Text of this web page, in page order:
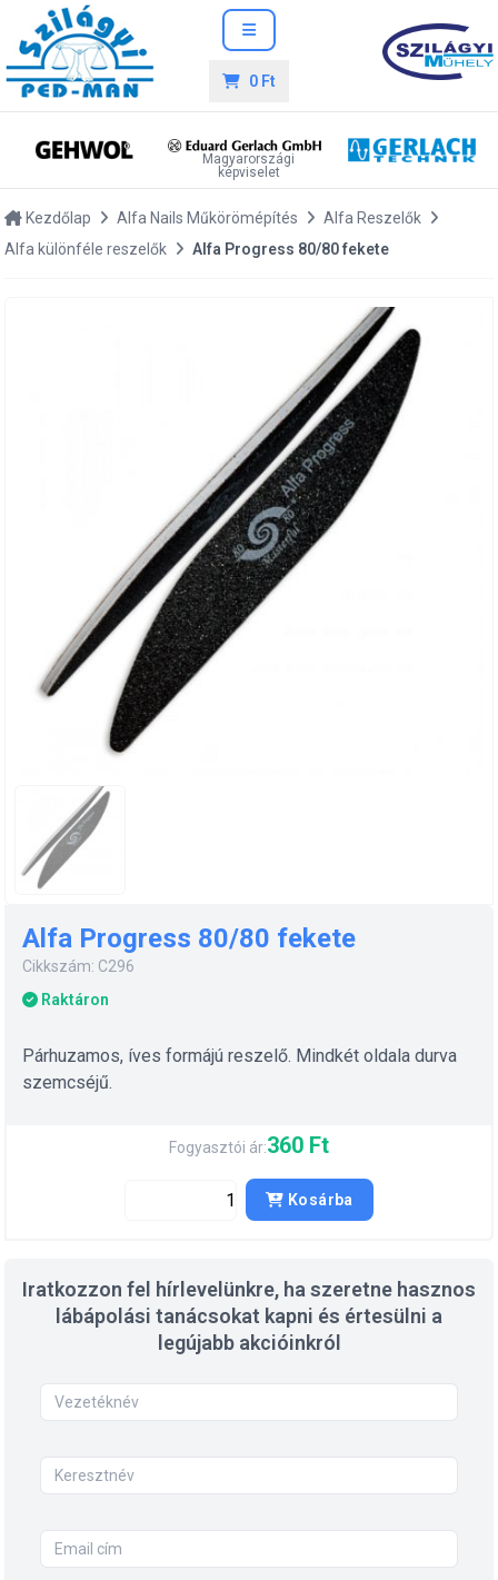
0 Ft
Magyarországi
képviselet
Kezdőlap Alfa Nails Műkörömépítés
Alfa Reszelők
Alfa különféle reszelők
Alfa Progress 80/80 fekete
Alfa Progress 80/80 fekete
Cikkszám: C296
Raktáron
Párhuzamos, íves formájú reszelő. Mindkét oldala durva
szemcséjű.
Fogyasztói ár:360 Ft
Kosárba
Iratkozzon fel hírlevelünkre, ha szeretne hasznos
lábápolási tanácsokat kapni és értesülni a
legújabb akcióinkról